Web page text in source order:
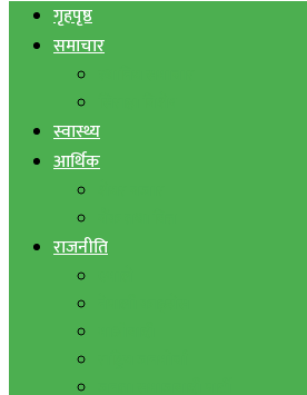
गृहपृष्ठ
समाचार
स्वास्थ्य
आर्थिक
राजनीति